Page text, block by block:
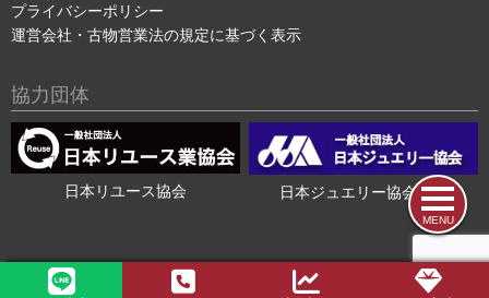
MENU
プライバシーポリシー
運営会社・古物営業法の規定に基づく表示
協力団体
日本リユース協会 日本ジュエリー協会会員
2015-2026 © 色石・宝石買取の色石BANK